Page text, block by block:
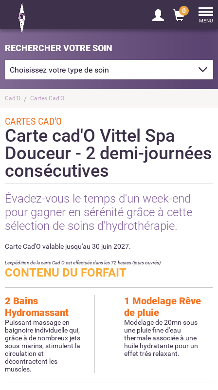
0
MENU
RECHERCHER VOTRE SOIN
Cad'O Cartes Cad'O
CARTES CAD'O
Carte cad'O Vittel Spa
Douceur - 2 demi-journées
consécutives
Évadez-vous le temps d'un week-end
pour gagner en sérénité grâce à cette
sélection de soins d'hydrothérapie.
Carte Cad'O valable jusqu'au 30 juin 2027.
L'expédition de la carte Cad'O est effectuée dans les 72 heures (jours ouvrés).
CONTENU DU FORFAIT
2 Bains
Hydromassant
Puissant massage en
baignoire individuelle qui,
grâce à de nombreux jets
sous-marins, stimulent la
circulation et
décontractent les
muscles.
1 Modelage Rêve
de pluie
Modelage de 20mn sous
une pluie fine d'eau
thermale associée à une
huile hydratante pour un
effet trés relaxant.